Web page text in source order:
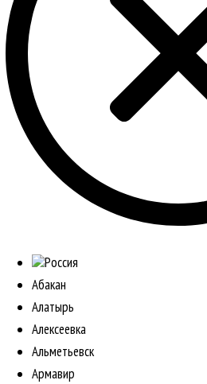
Россия
Абакан
Алатырь
Алексеевка
Альметьевск
Армавир